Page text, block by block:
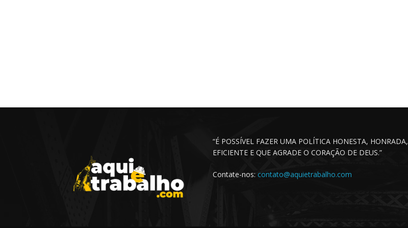
“É POSSÍVEL FAZER UMA POLÍTICA HONESTA, HONRADA,
EFICIENTE E QUE AGRADE O CORAÇÃO DE DEUS.”
Contate-nos: contato@aquietrabalho.com